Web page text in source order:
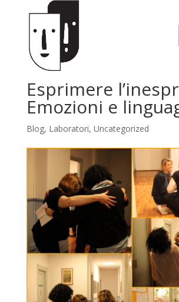
Esprimere
Emozioni e
Blog, Laboratori, Uncategorized